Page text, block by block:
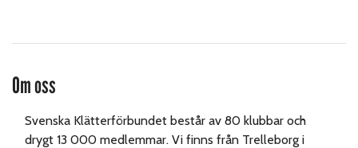
Om oss
Svenska Klätterförbundet består av 80 klubbar och
drygt 13 000 medlemmar. Vi finns från Trelleborg i